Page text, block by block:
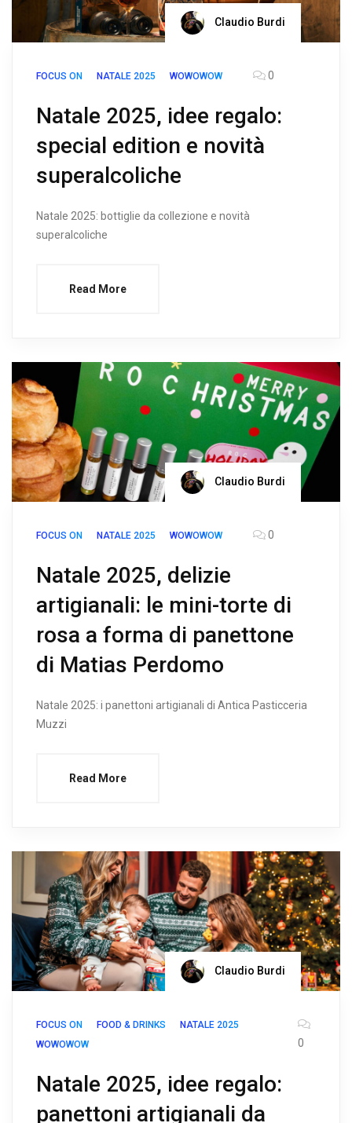
Claudio Burdi
FOCUS ON NATALE 2025 WOWOWOW 0
Natale 2025, idee regalo:
special edition e novità
superalcoliche
Natale 2025: bottiglie da collezione e novità
superalcoliche
Read More
Claudio Burdi
FOCUS ON NATALE 2025 WOWOWOW 0
Natale 2025, delizie
artigianali: le mini-torte di
rosa a forma di panettone
di Matias Perdomo
Natale 2025: i panettoni artigianali di Antica Pasticceria
Muzzi
Read More
Claudio Burdi
FOCUS ON FOOD & DRINKS
NATALE 2025
WOWOWOW
0
Natale 2025, idee regalo:
panettoni artigianali da